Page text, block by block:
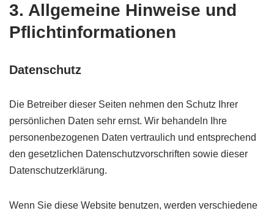
3. Allgemeine Hinweise und
Pflicht­informationen
Datenschutz
Die Betreiber dieser Seiten nehmen den Schutz Ihrer
persönlichen Daten sehr ernst. Wir behandeln Ihre
personenbezogenen Daten vertraulich und entsprechend
den gesetzlichen Datenschutzvorschriften sowie dieser
Datenschutzerklärung.
Wenn Sie diese Website benutzen, werden verschiedene